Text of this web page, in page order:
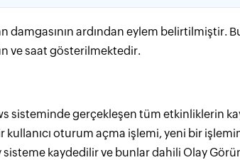
damgasının ardından eylem belirtilmiştir.
ve saat gösterilmektedir.
sisteminde gerçekleşen tüm etkinliklerin
oturum açma işlemi, yeni bir
kaydedilir ve bunlar dahili Olay